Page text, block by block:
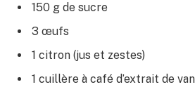
150 g de sucre
3 œufs
1 citron (jus et zestes)
1 cuillère à café d’extrait de